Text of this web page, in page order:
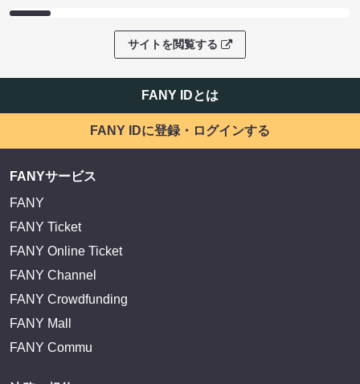
サイトを閲覧する
FANY IDとは
FANY IDに登録・ログインする
FANYサービス
FANY
FANY Ticket
FANY Online Ticket
FANY Channel
FANY Crowdfunding
FANY Mall
FANY Commu